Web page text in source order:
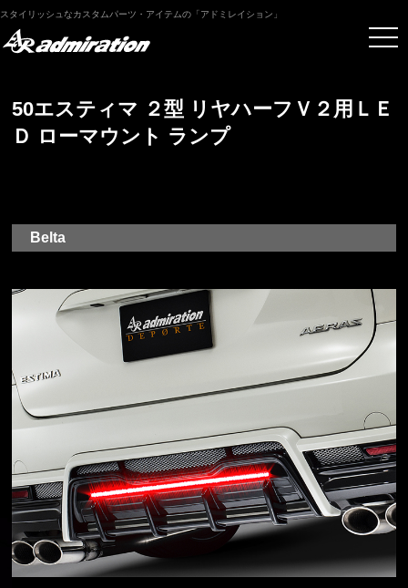
スタイリッシュなカスタムパーツ・アイテムの「アドミレイション」
50エスティマ ２型 リヤハーフＶ２用ＬＥ
Ｄ ローマウント ランプ
Belta